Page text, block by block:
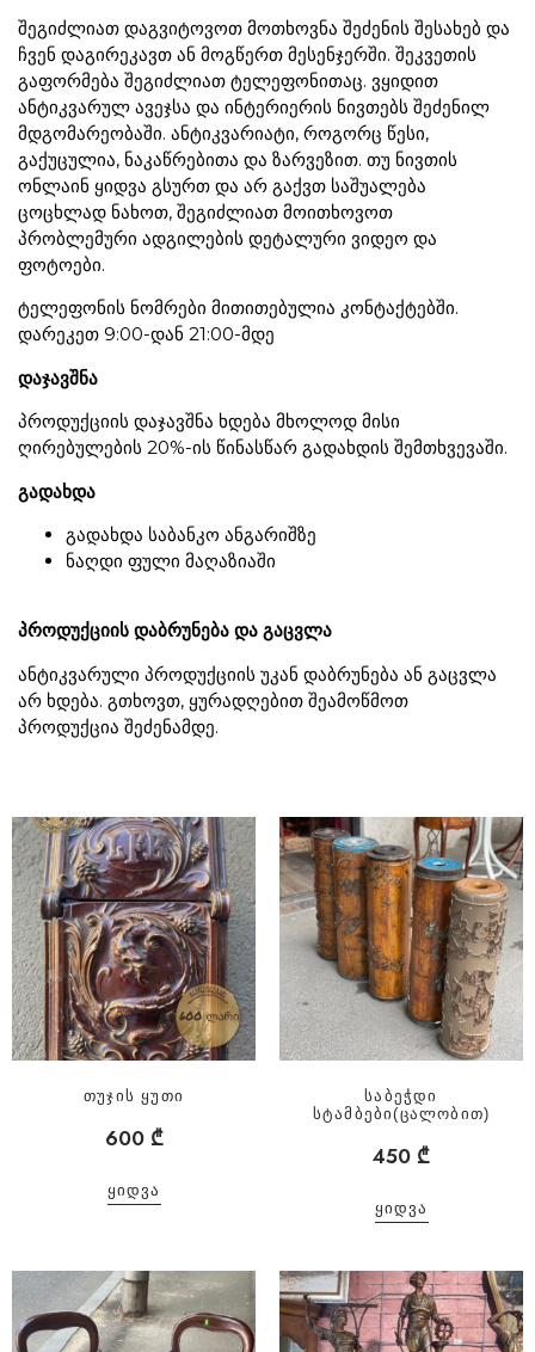
შეგიძლიათ დაგვიტოვოთ მოთხოვნა შეძენის შესახებ და
ჩვენ დაგირეკავთ ან მოგწერთ მესენჯერში. შეკვეთის
გაფორმება შეგიძლიათ ტელეფონითაც. ვყიდით
ანტიკვარულ ავეჯსა და ინტერიერის ნივთებს შეძენილ
მდგომარეობაში. ანტიკვარიატი, როგორც წესი,
გაქუცულია, ნაკაწრებითა და ზარვეზით. თუ ნივთის
ონლაინ ყიდვა გსურთ და არ გაქვთ საშუალება
ცოცხლად ნახოთ, შეგიძლიათ მოითხოვოთ
პრობლემური ადგილების დეტალური ვიდეო და
ფოტოები.
ტელეფონის ნომრები მითითებულია კონტაქტებში.
დარეკეთ 9:00-დან 21:00-მდე
დაჯავშნა
პროდუქციის დაჯავშნა ხდება მხოლოდ მისი
ღირებულების 20%-ის წინასწარ გადახდის შემთხვევაში.
გადახდა
გადახდა საბანკო ანგარიშზე
ნაღდი ფული მაღაზიაში
პროდუქციის დაბრუნება და გაცვლა
ანტიკვარული პროდუქციის უკან დაბრუნება ან გაცვლა
არ ხდება. გთხოვთ, ყურადღებით შეამოწმოთ
პროდუქცია შეძენამდე.
თუჯის ყუთი
600 ₾
ᲧᲘᲓᲕᲐ
საბეჭდი
სტამბები(ცალობით)
450 ₾
ᲧᲘᲓᲕᲐ